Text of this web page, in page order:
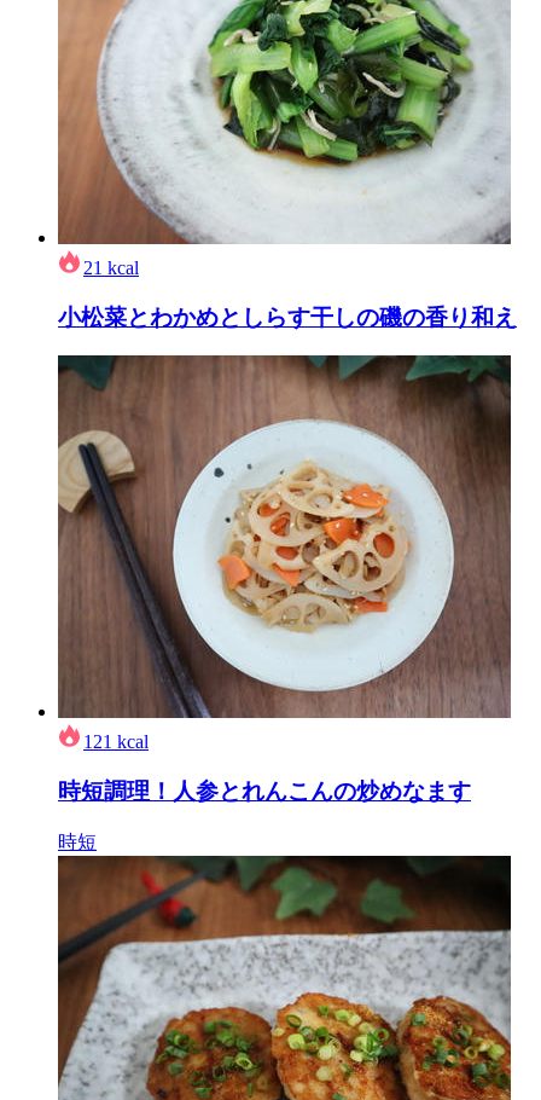
21 kcal
小松菜とわかめとしらす干しの磯の香り和え
121 kcal
時短調理！人参とれんこんの炒めなます
時短